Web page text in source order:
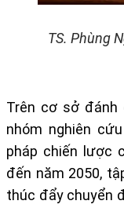
TS. Phùng
Trên cơ sở đánh
nhóm nghiên
pháp chiến lược
đến năm 2050,
thúc đẩy chuyển